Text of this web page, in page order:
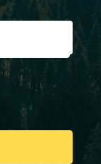
Контакты